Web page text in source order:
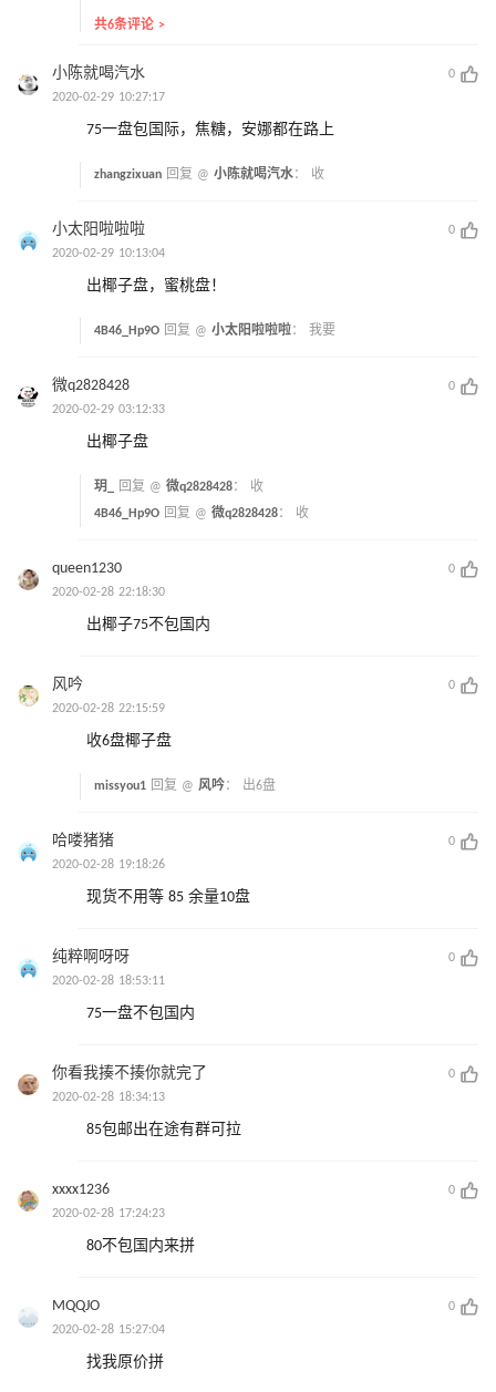
共6条评论 >
小陈就喝汽水
0
2020-02-29 10:27:17
75一盘包国际，焦糖，安娜都在路上
zhangzixuan 回复 @ 小陈就喝汽水： 收
小太阳啦啦啦
0
2020-02-29 10:13:04
出椰子盘，蜜桃盘！
4B46_Hp9O 回复 @ 小太阳啦啦啦： 我要
微q2828428
0
2020-02-29 03:12:33
出椰子盘
玥_ 回复 @ 微q2828428： 收
4B46_Hp9O 回复 @ 微q2828428： 收
queen1230
0
2020-02-28 22:18:30
出椰子75不包国内
风吟
0
2020-02-28 22:15:59
收6盘椰子盘
missyou1 回复 @ 风吟： 出6盘
哈喽猪猪
0
2020-02-28 19:18:26
现货不用等 85 余量10盘
纯粹啊呀呀
0
2020-02-28 18:53:11
75一盘不包国内
你看我揍不揍你就完了
0
2020-02-28 18:34:13
85包邮出在途有群可拉
xxxx1236
0
2020-02-28 17:24:23
80不包国内来拼
MQQJO
0
2020-02-28 15:27:04
找我原价拼